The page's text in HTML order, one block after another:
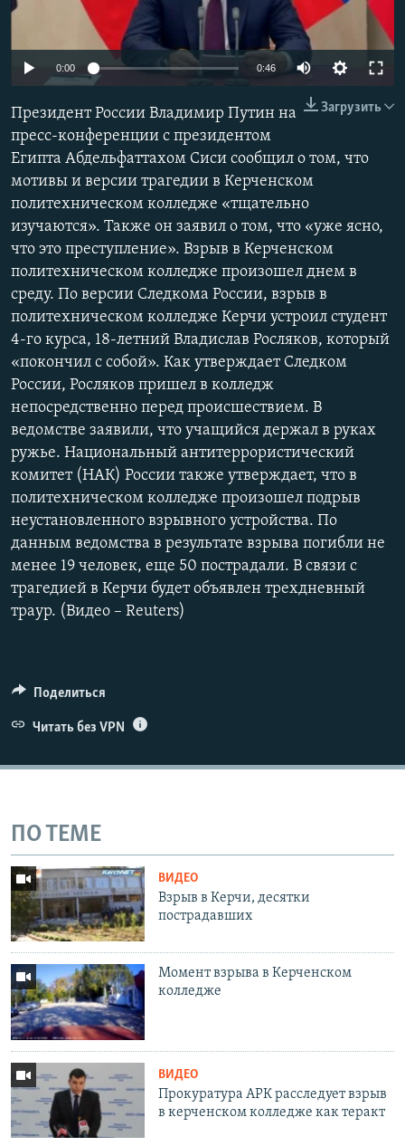
ПОБЕДИТЕЛЕЙ НЕ СУДЯТ?
КРЫМ.НЕПОКОРЕННЫЙ
ELIFBE
УКРАИНСКАЯ ПРОБЛЕМА КРЫМА
ПРИСОЕДИНЯЙТЕСЬ!
Все сайты RFE/RL
0:00 0:46
Загрузить
Президент России Владимир Путин на
пресс-конференции с президентом
Египта Абдельфаттахом Сиси сообщил о том, что
мотивы и версии трагедии в Керченском
политехническом колледже «тщательно
изучаются». Также он заявил о том, что «уже ясно,
что это преступление». Взрыв в Керченском
политехническом колледже произошел днем в
среду. По версии Следкома России, взрыв в
политехническом колледже Керчи устроил студент
4-го курса, 18-летний Владислав Росляков, который
«покончил с собой». Как утверждает Следком
России, Росляков пришел в колледж
непосредственно перед происшествием. В
ведомстве заявили, что учащийся держал в руках
ружье. Национальный антитеррористический
комитет (НАК) России также утверждает, что в
политехническом колледже произошел подрыв
неустановленного взрывного устройства. По
данным ведомства в результате взрыва погибли не
менее 19 человек, еще 50 пострадали. В связи с
трагедией в Керчи будет объявлен трехдневный
траур. (Видео – Reuters)
Поделиться
Читать без VPN
ПО ТЕМЕ
ВИДЕО
Взрыв в Керчи, десятки
пострадавших
Момент взрыва в Керченском
колледже
ВИДЕО
Прокуратура АРК расследует взрыв
в керченском колледже как теракт